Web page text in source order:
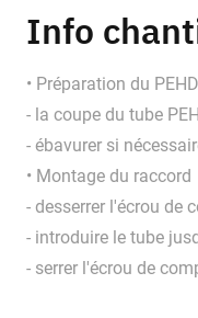
Info
• Préparation du
- la coupe du tube
- ébavurer si
• Montage du raccord
- desserrer l'écrou de
- introduire le tube
- serrer l'écrou de